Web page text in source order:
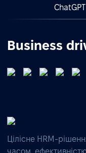
ChatGPT
Business
Цілісне HRM-
часом,